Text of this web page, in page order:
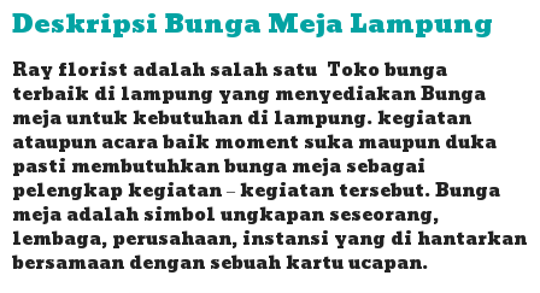
DeskripsiBunga Meja Lampung
Ray florist adalah salah satu Toko bunga
terbaik di lampung yang menyediakan Bunga
meja untuk kebutuhan di lampung. kegiatan
ataupun acara baik moment suka maupun duka
pasti membutuhkan bunga meja sebagai
pelengkap kegiatan – kegiatan tersebut. Bunga
meja adalah simbol ungkapan seseorang,
lembaga, perusahaan, instansi yang di hantarkan
bersamaan dengan sebuah kartu ucapan.